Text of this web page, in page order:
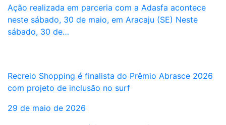
Ação realizada em parceria com a Adasfa acontece
neste sábado, 30 de maio, em Aracaju (SE) Neste
sábado, 30 de…
Recreio Shopping é finalista do Prêmio Abrasce 2026
com projeto de inclusão no surf
29 de maio de 2026